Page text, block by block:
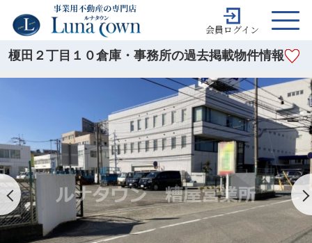
会員ログイン
榎田２丁目１０倉庫・事務所の過去掲載物件情報